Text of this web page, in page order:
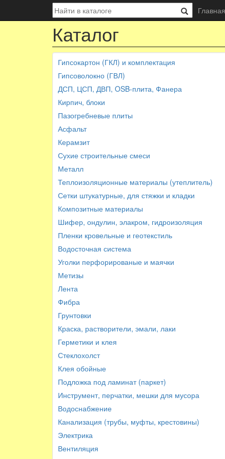
Главная
Каталог
Гипсокартон (ГКЛ) и комплектация
Гипсоволокно (ГВЛ)
ДСП, ЦСП, ДВП, OSB-плита, Фанера
Кирпич, блоки
Пазогребневые плиты
Асфальт
Керамзит
Сухие строительные смеси
Металл
Теплоизоляционные материалы (утеплитель)
Сетки штукатурные, для стяжки и кладки
Композитные материалы
Шифер, ондулин, элакром, гидроизоляция
Пленки кровельные и геотекстиль
Водосточная система
Уголки перфорированые и маячки
Метизы
Лента
Фибра
Грунтовки
Краска, растворители, эмали, лаки
Герметики и клея
Стеклохолст
Клея обойные
Подложка под ламинат (паркет)
Инструмент, перчатки, мешки для мусора
Водоснабжение
Канализация (трубы, муфты, крестовины)
Электрика
Вентиляция